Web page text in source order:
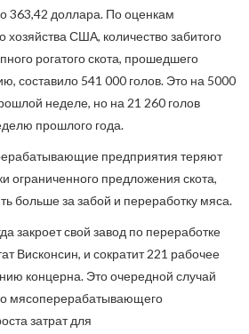
363,42 доллара. По оценкам
хозяйства США, количество забитого
рогатого скота, прошедшего
составило 541 000 голов. Это на 5000
неделе, но на 21 260 голов
прошлого года.
предприятия теряют
ограниченного предложения скота,
больше за забой и переработку мяса.
закроет свой завод по переработке
Висконсин, и сократит 221 рабочее
концерна. Это очередной случай
мясоперерабатывающего
затрат для